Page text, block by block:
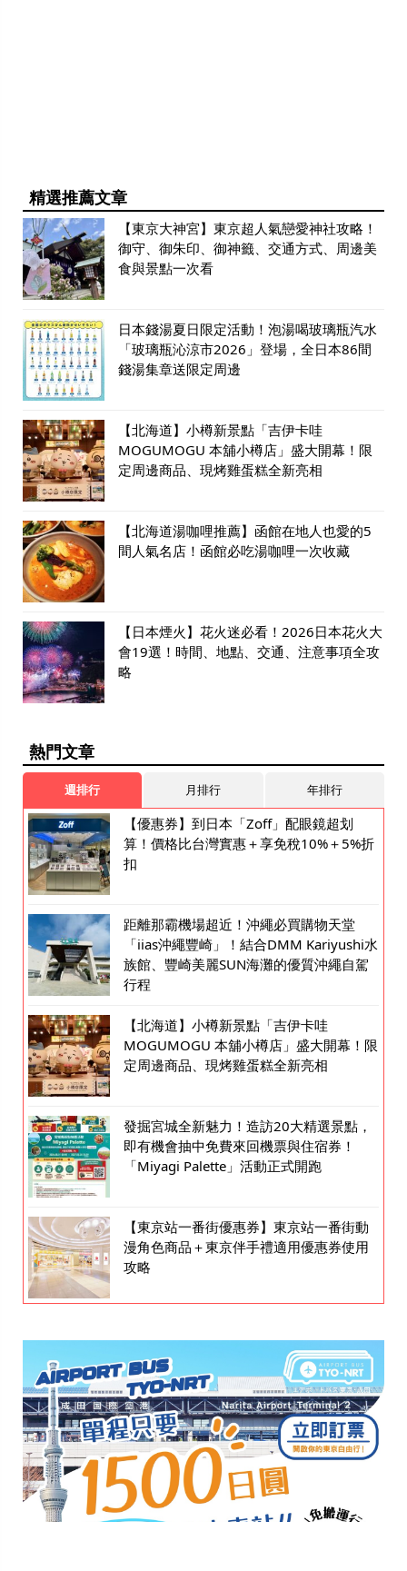
精選推薦文章
【東京大神宮】東京超人氣戀愛神社攻略！
御守、御朱印、御神籤、交通方式、周邊美
食與景點一次看
日本錢湯夏日限定活動！泡湯喝玻璃瓶汽水
「玻璃瓶沁涼市2026」登場，全日本86間
錢湯集章送限定周邊
【北海道】小樽新景點「吉伊卡哇
MOGUMOGU 本舖小樽店」盛大開幕！限
定周邊商品、現烤雞蛋糕全新亮相
【北海道湯咖哩推薦】函館在地人也愛的5
間人氣名店！函館必吃湯咖哩一次收藏
【日本煙火】花火迷必看！2026日本花火大
會19選！時間、地點、交通、注意事項全攻
略
熱門文章
週排行 月排行 年排行
【優惠券】到日本「Zoff」配眼鏡超划
算！價格比台灣實惠＋享免稅10%＋5%折
扣
距離那霸機場超近！沖繩必買購物天堂
「iias沖繩豐崎」！結合DMM Kariyushi水
族館、豐崎美麗SUN海灘的優質沖繩自駕
行程
【北海道】小樽新景點「吉伊卡哇
MOGUMOGU 本舖小樽店」盛大開幕！限
定周邊商品、現烤雞蛋糕全新亮相
發掘宮城全新魅力！造訪20大精選景點，
即有機會抽中免費來回機票與住宿券！
「Miyagi Palette」活動正式開跑
【東京站一番街優惠券】東京站一番街動
漫角色商品＋東京伴手禮適用優惠券使用
攻略